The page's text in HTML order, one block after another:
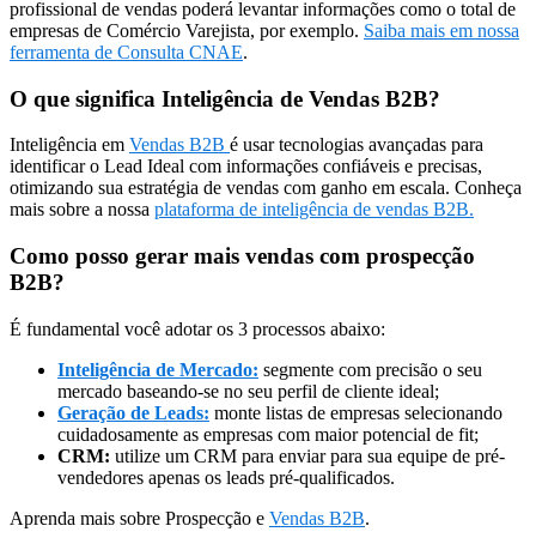
profissional de vendas poderá levantar informações como o total de
empresas de Comércio Varejista, por exemplo. Saiba mais em nossa
ferramenta de Consulta CNAE.
O que significa Inteligência de Vendas B2B?
Inteligência em Vendas B2B é usar tecnologias avançadas para
identificar o Lead Ideal com informações confiáveis e precisas,
otimizando sua estratégia de vendas com ganho em escala. Conheça
mais sobre a nossa plataforma de inteligência de vendas B2B.
Como posso gerar mais vendas com prospecção
B2B?
É fundamental você adotar os 3 processos abaixo:
Inteligência de Mercado: segmente com precisão o seu
mercado baseando-se no seu perfil de cliente ideal;
Geração de Leads: monte listas de empresas selecionando
cuidadosamente as empresas com maior potencial de fit;
CRM: utilize um CRM para enviar para sua equipe de pré-
vendedores apenas os leads pré-qualificados.
Aprenda mais sobre Prospecção e Vendas B2B.